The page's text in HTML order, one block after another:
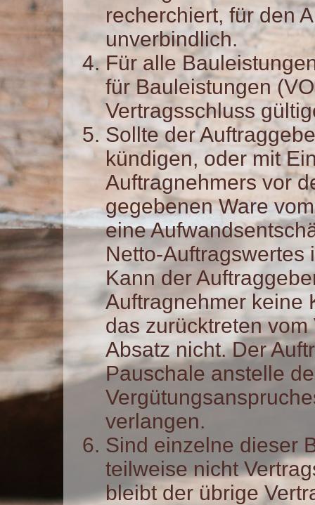
recherchiert, für den
unverbindlich.
Für alle
für Bauleistungen
Vertragsschluss
Sollte der
kündigen, oder mit
Auftragnehmers vor
gegebenen Ware
eine
Netto-Auftragswertes
Kann der
Auftragnehmer keine
das zurücktreten
Absatz nicht. Der
Pauschale anstelle
verlangen.
Sind einzelne dieser
teilweise nicht
bleibt der übrige